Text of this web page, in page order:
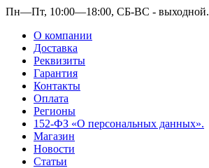
Пн—Пт, 10:00—18:00, СБ-ВС - выходной.
О компании
Доставка
Реквизиты
Гарантия
Контакты
Оплата
Регионы
152-ФЗ «О персональных данных».
Магазин
Новости
Статьи